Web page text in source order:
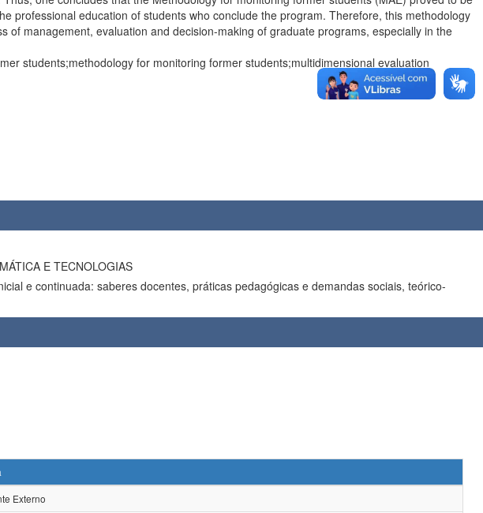
professional education of students who conclude the program. Therefore, this methodology
management, evaluation and decision-making of graduate programs, especially in the
students;methodology for monitoring former students;multidimensional evaluation
E TECNOLOGIAS
e continuada: saberes docentes, práticas pedagógicas e demandas sociais, teórico-
Externo